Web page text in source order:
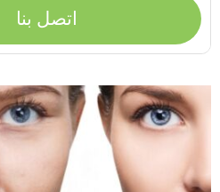
اتصل بنا